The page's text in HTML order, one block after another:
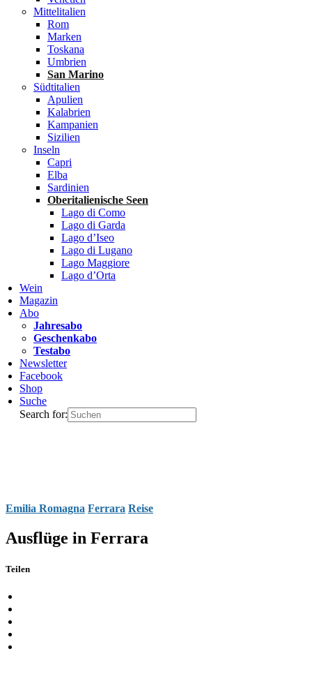
Mittelitalien
Rom
Marken
Toskana
Umbrien
San Marino
Südtitalien
Apulien
Kalabrien
Kampanien
Sizilien
Inseln
Capri
Elba
Sardinien
Oberitalienische Seen
Lago di Como
Lago di Garda
Lago d’Iseo
Lago di Lugano
Lago Maggiore
Lago d’Orta
Wein
Magazin
Abo
Jahresabo
Geschenkabo
Testabo
Newsletter
Facebook
Shop
Suche
Search for:
Emilia Romagna Ferrara Reise
Ausflüge in Ferrara
Teilen